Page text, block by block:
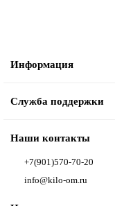
Информация
Служба поддержки
Наши контакты
+7(901)570-70-20
info@kilo-om.ru